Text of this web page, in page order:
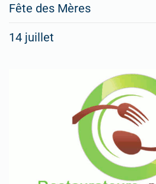
Fête des Mères
14 juillet